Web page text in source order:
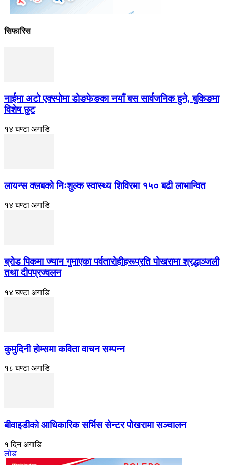
सिफारिस
नाईमा अटो एक्स्पोमा डोङफेङका नयाँ बस सार्वजनिक हुने, बुकिङमा
विशेष छुट
१४ घण्टा अगाडि
लायन्स क्लबको निःशुल्क स्वास्थ्य शिविरमा १५० बढी लाभान्वित
१४ घण्टा अगाडि
ब्रोड पिकमा ज्यान गुमाएका पर्वतारोहीहरूप्रति पोखरामा श्रद्धाञ्जली
तथा दीपप्रज्वलन
१४ घण्टा अगाडि
कुमुदिनी होम्समा कविता वाचन सम्पन्न
१८ घण्टा अगाडि
बीवाइडीको आधिकारिक सर्भिस सेन्टर पोखरामा सञ्चालन
१ दिन अगाडि
लोड